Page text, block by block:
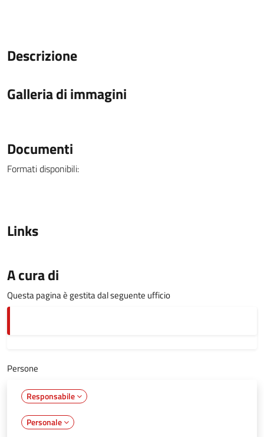
Descrizione
Galleria di immagini
Documenti
Formati disponibili:
Links
A cura di
Questa pagina è gestita dal seguente ufficio
Persone
Responsabile
Personale